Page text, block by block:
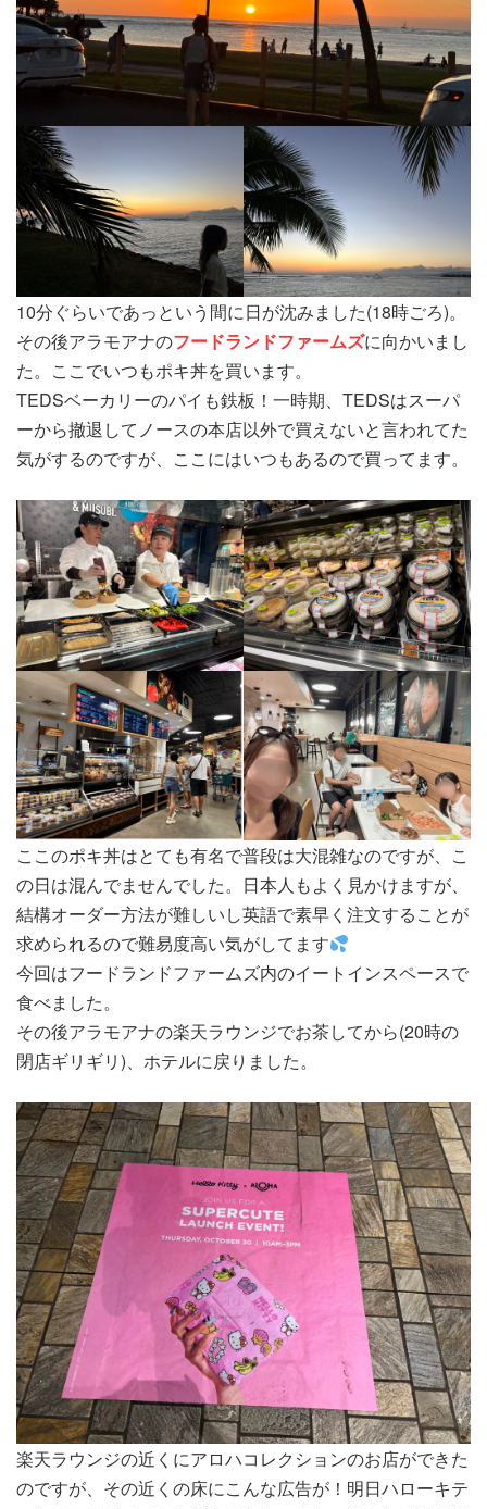
10分ぐらいであっという間に日が沈みました(18時ごろ)。
その後アラモアナのフードランドファームズに向かいまし
た。ここでいつもポキ丼を買います。
TEDSベーカリーのパイも鉄板！一時期、TEDSはスーパ
ーから撤退してノースの本店以外で買えないと言われてた
気がするのですが、ここにはいつもあるので買ってます。
ここのポキ丼はとても有名で普段は大混雑なのですが、こ
の日は混んでませんでした。日本人もよく見かけますが、
結構オーダー方法が難しいし英語で素早く注文することが
求められるので難易度高い気がしてます
今回はフードランドファームズ内のイートインスペースで
食べました。
その後アラモアナの楽天ラウンジでお茶してから(20時の
閉店ギリギリ)、ホテルに戻りました。
楽天ラウンジの近くにアロハコレクションのお店ができた
のですが、その近くの床にこんな広告が！明日ハローキテ